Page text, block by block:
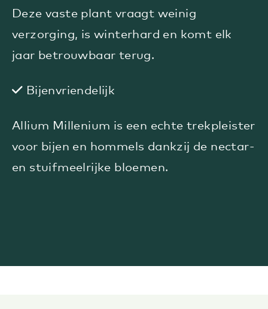
Deze vaste plant vraagt weinig
verzorging, is winterhard en komt elk
jaar betrouwbaar terug.
Bijenvriendelijk
Allium Millenium is een echte trekpleister
voor bijen en hommels dankzij de nectar-
en stuifmeelrijke bloemen.